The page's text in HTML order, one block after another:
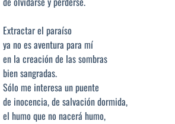
Extractar el paraíso
ya no es aventura para mí
en la creación de las sombras
bien sangradas.
Sólo me interesa un puente
de inocencia, de salvación dormida,
el humo que no nacerá humo,